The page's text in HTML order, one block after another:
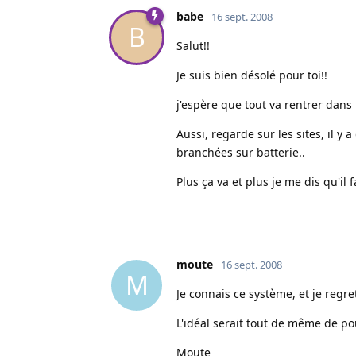
B
babe 16 sept. 2008
Salut!!
Je suis bien désolé pour toi!!
j'espère que tout va rentrer
Aussi, regarde sur les sites, il y
branchées sur batterie..
Plus ça va et plus je me dis qu'il
M
moute 16 sept. 2008
Je connais ce système, et je
L'idéal serait tout de même de
Moute